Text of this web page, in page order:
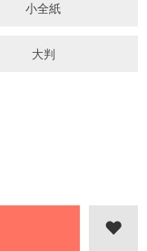
小全紙
大判